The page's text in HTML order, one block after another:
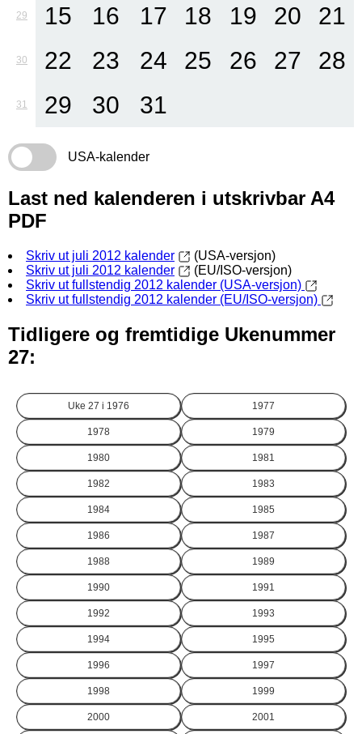
29 15 16 17 18 19 20 21
30 22 23 24 25 26 27 28
31 29 30 31
USA-kalender
Last ned kalenderen i utskrivbar A4
PDF
Skriv ut juli 2012 kalender
(USA-versjon)
Skriv ut juli 2012 kalender
(EU/ISO-versjon)
Skriv ut fullstendig 2012 kalender (USA-versjon)
Skriv ut fullstendig 2012 kalender (EU/ISO-versjon)
Tidligere og fremtidige Ukenummer
27:
Uke 27 i 1976 1977
1978 1979
1980 1981
1982 1983
1984 1985
1986 1987
1988 1989
1990 1991
1992 1993
1994 1995
1996 1997
1998 1999
2000 2001